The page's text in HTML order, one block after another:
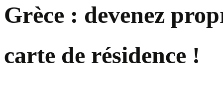
Grèce : devenez
carte de résidence !